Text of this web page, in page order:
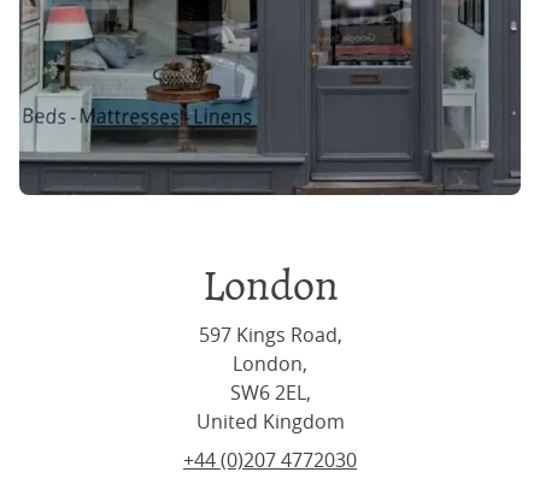
London
597 Kings Road,
London,
SW6 2EL,
United Kingdom
+44 (0)207 4772030